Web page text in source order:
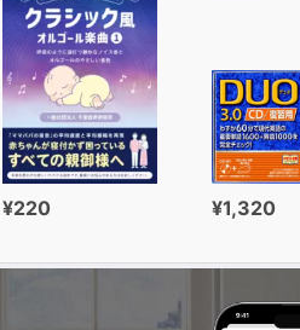
¥220 ¥1,320